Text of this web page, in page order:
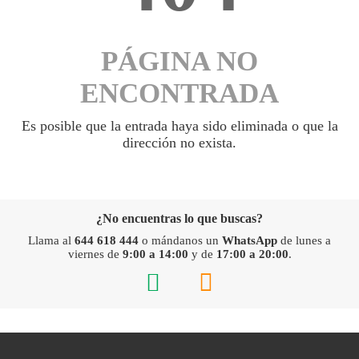
PÁGINA NO
ENCONTRADA
Es posible que la entrada haya sido eliminada o que la
dirección no exista.
¿No encuentras lo que buscas?
Llama al 644 618 444 o mándanos un WhatsApp de lunes a
viernes de 9:00 a 14:00 y de 17:00 a 20:00.